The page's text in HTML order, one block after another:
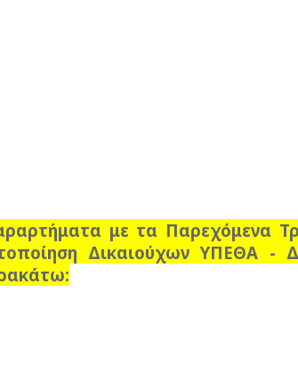
με τα Παρεχόμενα
Δικαιούχων ΥΠΕΘΑ -